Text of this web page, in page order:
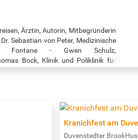
Ärztin, Autorin, Mitbegründerin
Sebastian von Peter, Medizinische
Fontane - Gwen Schulz,
Bock, Klinik und Poliklinik für
Kranichfest am
Duvenstedter BrookHus